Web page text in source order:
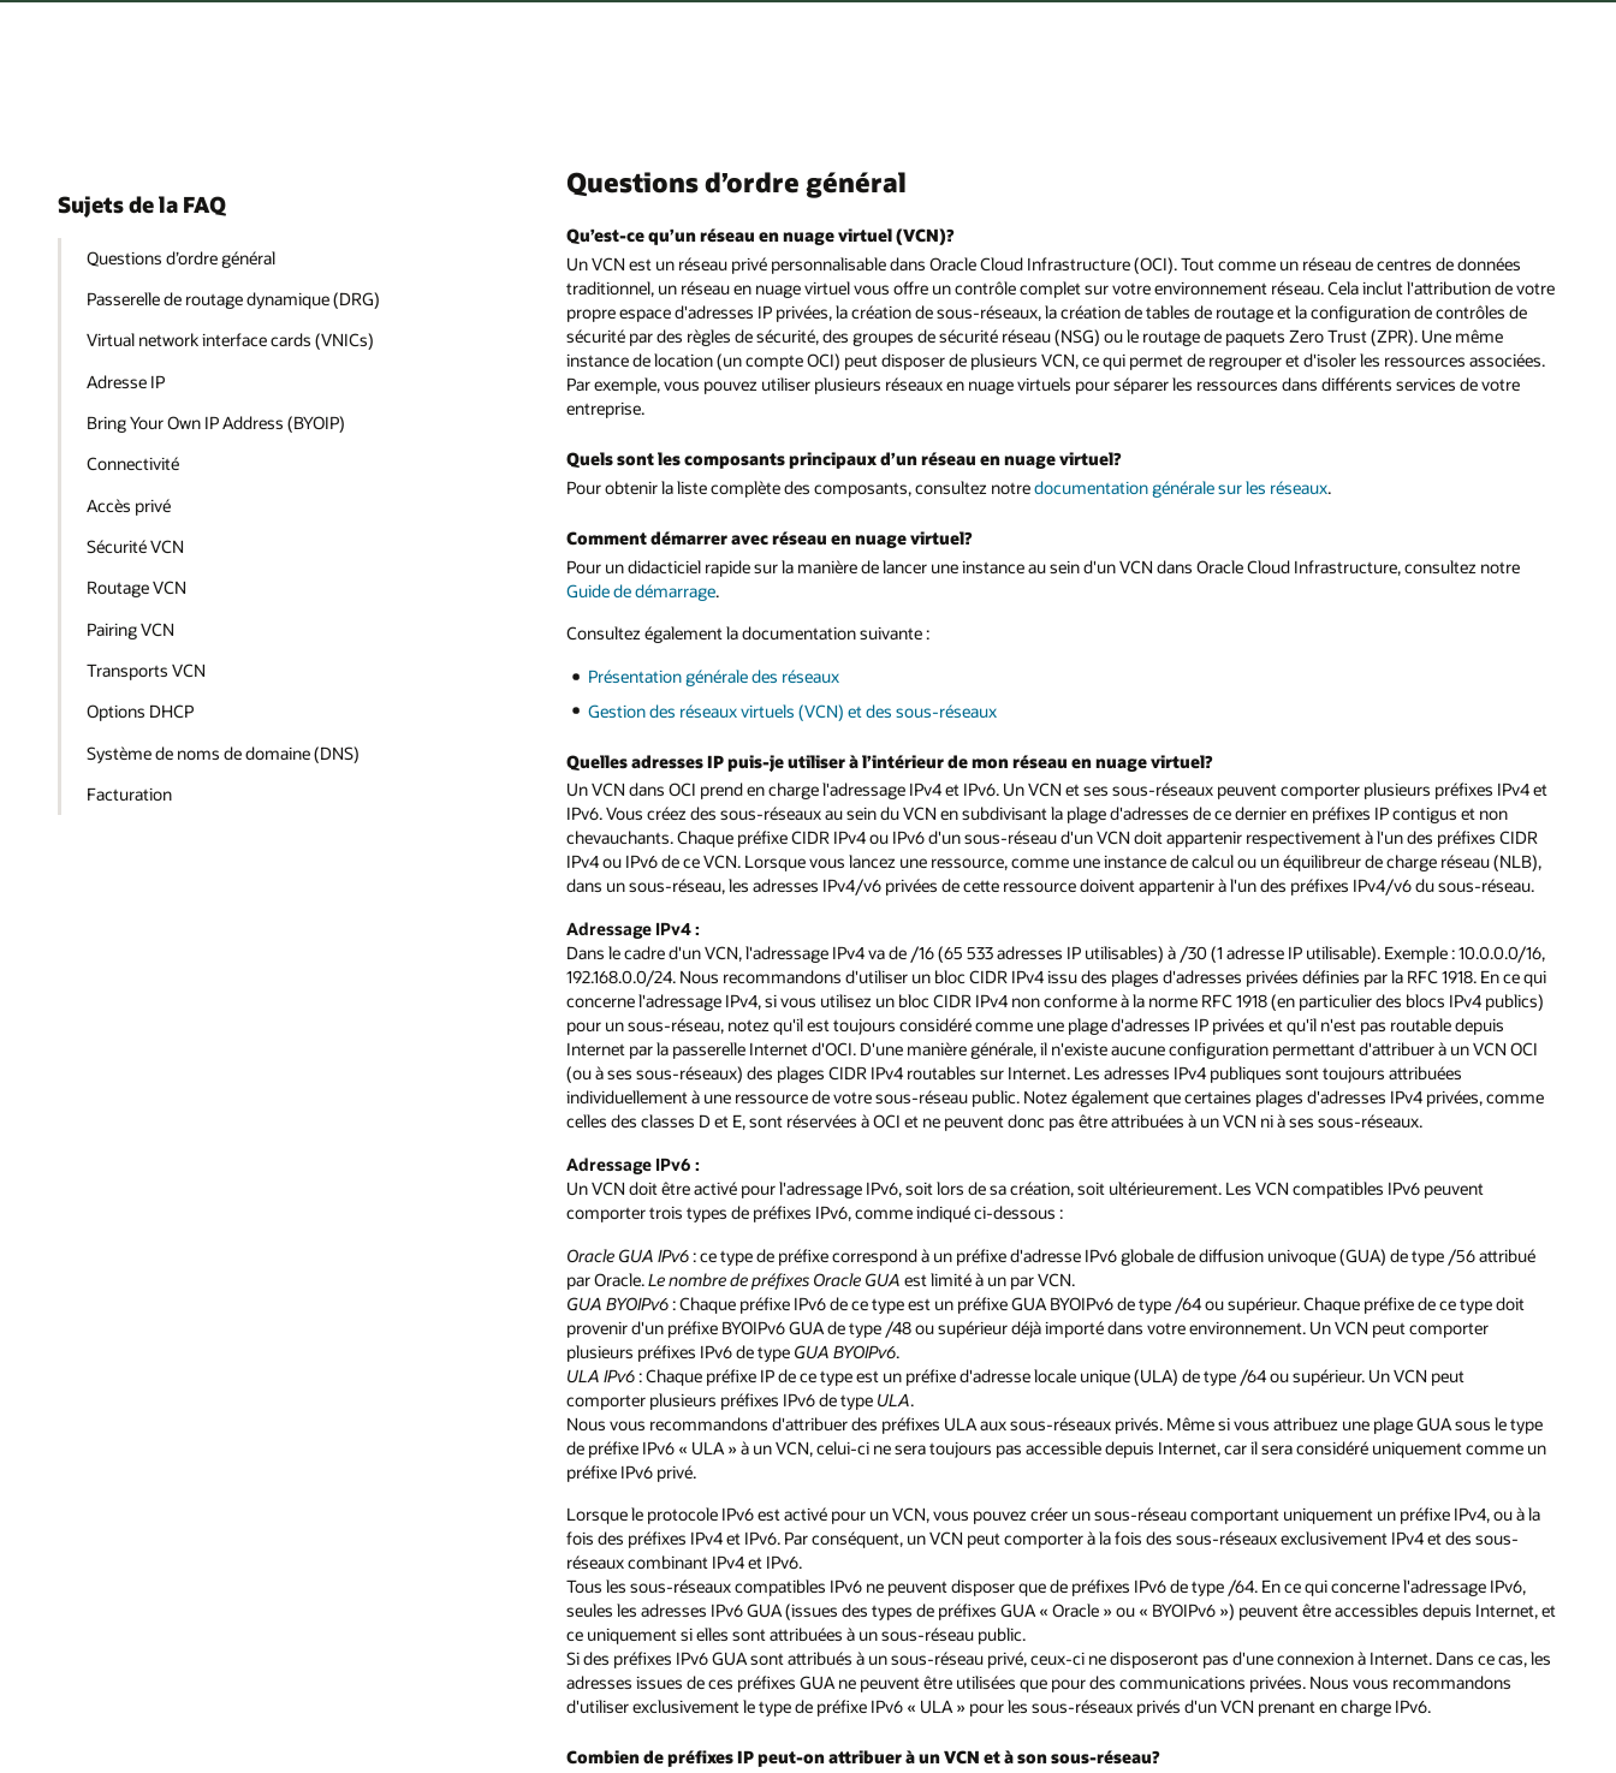
Sujets de la FAQ
Questions d’ordre général
Passerelle de routage dynamique (DRG)
Virtual network interface cards (VNICs)
Adresse IP
Bring Your Own IP Address (BYOIP)
Connectivité
Accès privé
Sécurité VCN
Routage VCN
Pairing VCN
Transports VCN
Options DHCP
Système de noms de domaine (DNS)
Facturation
Questions d’ordre général
Qu’est-ce qu’un réseau en nuage virtuel (VCN)?
Un VCN est un réseau privé personnalisable dans Oracle Cloud Infrastructure (OCI). Tout comme un réseau de centres de données
traditionnel, un réseau en nuage virtuel vous offre un contrôle complet sur votre environnement réseau. Cela inclut l'attribution de votre
propre espace d'adresses IP privées, la création de sous-réseaux, la création de tables de routage et la configuration de contrôles de
sécurité par des règles de sécurité, des groupes de sécurité réseau (NSG) ou le routage de paquets Zero Trust (ZPR). Une même
instance de location (un compte OCI) peut disposer de plusieurs VCN, ce qui permet de regrouper et d'isoler les ressources associées.
Par exemple, vous pouvez utiliser plusieurs réseaux en nuage virtuels pour séparer les ressources dans différents services de votre
entreprise.
Quels sont les composants principaux d’un réseau en nuage virtuel?
Pour obtenir la liste complète des composants, consultez notredocumentation générale sur les réseaux.
Comment démarrer avec réseau en nuage virtuel?
Pour un didacticiel rapide sur la manière de lancer une instance au sein d'un VCN dans Oracle Cloud Infrastructure, consultez notre
Guide de démarrage.
Consultez également la documentation suivante :
Présentation générale des réseaux
Gestion des réseaux virtuels (VCN) et des sous-réseaux
Quelles adresses IP puis-je utiliser à l’intérieur de mon réseau en nuage virtuel?
Un VCN dans OCI prend en charge l'adressage IPv4 et IPv6. Un VCN et ses sous-réseaux peuvent comporter plusieurs préfixes IPv4 et
IPv6. Vous créez des sous-réseaux au sein du VCN en subdivisant la plage d'adresses de ce dernier en préfixes IP contigus et non
chevauchants. Chaque préfixe CIDR IPv4 ou IPv6 d'un sous-réseau d'un VCN doit appartenir respectivement à l'un des préfixes CIDR
IPv4 ou IPv6 de ce VCN. Lorsque vous lancez une ressource, comme une instance de calcul ou un équilibreur de charge réseau (NLB),
dans un sous-réseau, les adresses IPv4/v6 privées de cette ressource doivent appartenir à l'un des préfixes IPv4/v6 du sous-réseau.
Adressage IPv4 :
Dans le cadre d'un VCN, l'adressage IPv4 va de /16 (65 533 adresses IP utilisables) à /30 (1 adresse IP utilisable). Exemple : 10.0.0.0/16,
192.168.0.0/24. Nous recommandons d'utiliser un bloc CIDR IPv4 issu des plages d'adresses privées définies par la RFC 1918. En ce qui
concerne l'adressage IPv4, si vous utilisez un bloc CIDR IPv4 non conforme à la norme RFC 1918 (en particulier des blocs IPv4 publics)
pour un sous-réseau, notez qu'il est toujours considéré comme une plage d'adresses IP privées et qu'il n'est pas routable depuis
Internet par la passerelle Internet d'OCI. D'une manière générale, il n'existe aucune configuration permettant d'attribuer à un VCN OCI
(ou à ses sous-réseaux) des plages CIDR IPv4 routables sur Internet. Les adresses IPv4 publiques sont toujours attribuées
individuellement à une ressource de votre sous-réseau public. Notez également que certaines plages d'adresses IPv4 privées, comme
celles des classes D et E, sont réservées à OCI et ne peuvent donc pas être attribuées à un VCN ni à ses sous-réseaux.
Adressage IPv6 :
Un VCN doit être activé pour l'adressage IPv6, soit lors de sa création, soit ultérieurement. Les VCN compatibles IPv6 peuvent
comporter trois types de préfixes IPv6, comme indiqué ci-dessous :
Oracle GUA IPv6: ce type de préfixe correspond à un préfixe d'adresse IPv6 globale de diffusion univoque (GUA) de type /56 attribué
par Oracle.Le nombre de préfixes Oracle GUA est limité à un par VCN.
GUA BYOIPv6: Chaque préfixe IPv6 de ce type est un préfixe GUA BYOIPv6 de type /64 ou supérieur. Chaque préfixe de ce type doit
provenir d'un préfixe BYOIPv6 GUA de type /48 ou supérieur déjà importé dans votre environnement. Un VCN peut comporter
plusieurs préfixes IPv6 de type GUA BYOIPv6.
ULA IPv6: Chaque préfixe IP de ce type est un préfixe d'adresse locale unique (ULA) de type /64 ou supérieur. Un VCN peut
comporter plusieurs préfixes IPv6 de type ULA.
Nous vous recommandons d'attribuer des préfixes ULA aux sous-réseaux privés. Même si vous attribuez une plage GUA sous le type
de préfixe IPv6 « ULA » à un VCN, celui-ci ne sera toujours pas accessible depuis Internet, car il sera considéré uniquement comme un
préfixe IPv6 privé.
Lorsque le protocole IPv6 est activé pour un VCN, vous pouvez créer un sous-réseau comportant uniquement un préfixe IPv4, ou à la
fois des préfixes IPv4 et IPv6. Par conséquent, un VCN peut comporter à la fois des sous-réseaux exclusivement IPv4 et des sous-
réseaux combinant IPv4 et IPv6.
Tous les sous-réseaux compatibles IPv6 ne peuvent disposer que de préfixes IPv6 de type /64. En ce qui concerne l'adressage IPv6,
seules les adresses IPv6 GUA (issues des types de préfixes GUA « Oracle » ou « BYOIPv6 ») peuvent être accessibles depuis Internet, et
ce uniquement si elles sont attribuées à un sous-réseau public.
Si des préfixes IPv6 GUA sont attribués à un sous-réseau privé, ceux-ci ne disposeront pas d'une connexion à Internet. Dans ce cas, les
adresses issues de ces préfixes GUA ne peuvent être utilisées que pour des communications privées. Nous vous recommandons
d'utiliser exclusivement le type de préfixe IPv6 « ULA » pour les sous-réseaux privés d'un VCN prenant en charge IPv6.
Combien de préfixes IP peut-on attribuer à un VCN et à son sous-réseau?